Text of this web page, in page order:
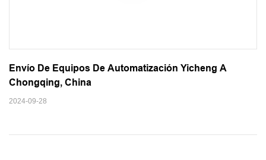
Envío De Equipos De Automatización Yicheng A
Chongqing, China
2024-09-28